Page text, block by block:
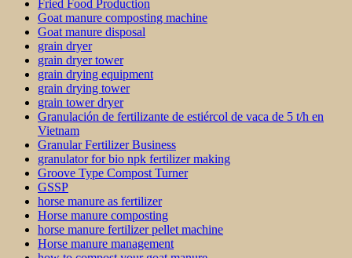
Fried Food Production
Goat manure composting machine
Goat manure disposal
grain dryer
grain dryer tower
grain drying equipment
grain drying tower
grain tower dryer
Granulación de fertilizante de estiércol de vaca de 5 t/h en
Vietnam
Granular Fertilizer Business
granulator for bio npk fertilizer making
Groove Type Compost Turner
GSSP
horse manure as fertilizer
Horse manure composting
horse manure fertilizer pellet machine
Horse manure management